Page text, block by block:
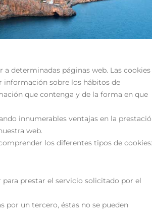
a determinadas páginas web. Las cookies
información sobre los hábitos de
que contenga y de la forma en que
innumerables ventajas en la
web.
los diferentes tipos de cookies:
prestar el servicio solicitado por el
por un tercero, éstas no se pueden